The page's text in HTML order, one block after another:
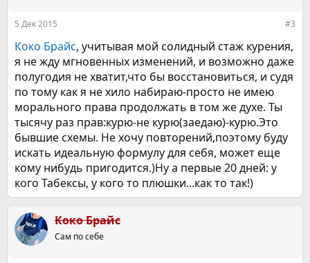
5 Дек 2015 #3
Коко Брайс, учитывая мой солидный стаж курения,
я не жду мгновенных изменений, и возможно даже
полугодия не хватит,что бы восстановиться, и судя
по тому как я не хило набираю-просто не имею
морального права продолжать в том же духе. Ты
тысячу раз прав:курю-не курю(заедаю)-курю.Это
бывшие схемы. Не хочу повторений,поэтому буду
искать идеальную формулу для себя, может еще
кому нибудь пригодится.)Ну а первые 20 дней: у
кого Табексы, у кого то плюшки...как то так!)
Коко Брайс
Сам по себе